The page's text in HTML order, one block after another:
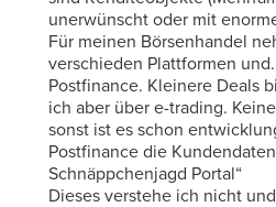
unerwünscht oder mit
Für meinen Börsenhandel
verschieden Plattformen
Postfinance. Kleinere Deals
ich aber über e-trading.
sonst ist es schon
Postfinance die
Schnäppchenjagd Portal“
Dieses verstehe ich nicht